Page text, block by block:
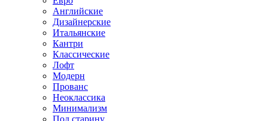
Английские
Дизайнерские
Итальянские
Кантри
Классические
Лофт
Модерн
Прованс
Неоклассика
Минимализм
Под старину